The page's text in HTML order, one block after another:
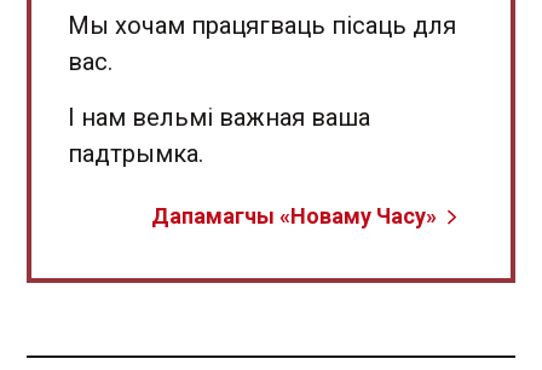
Мы хочам працягваць пісаць для
вас.
І нам вельмі важная ваша
падтрымка.
Дапамагчы «Новаму Часу»